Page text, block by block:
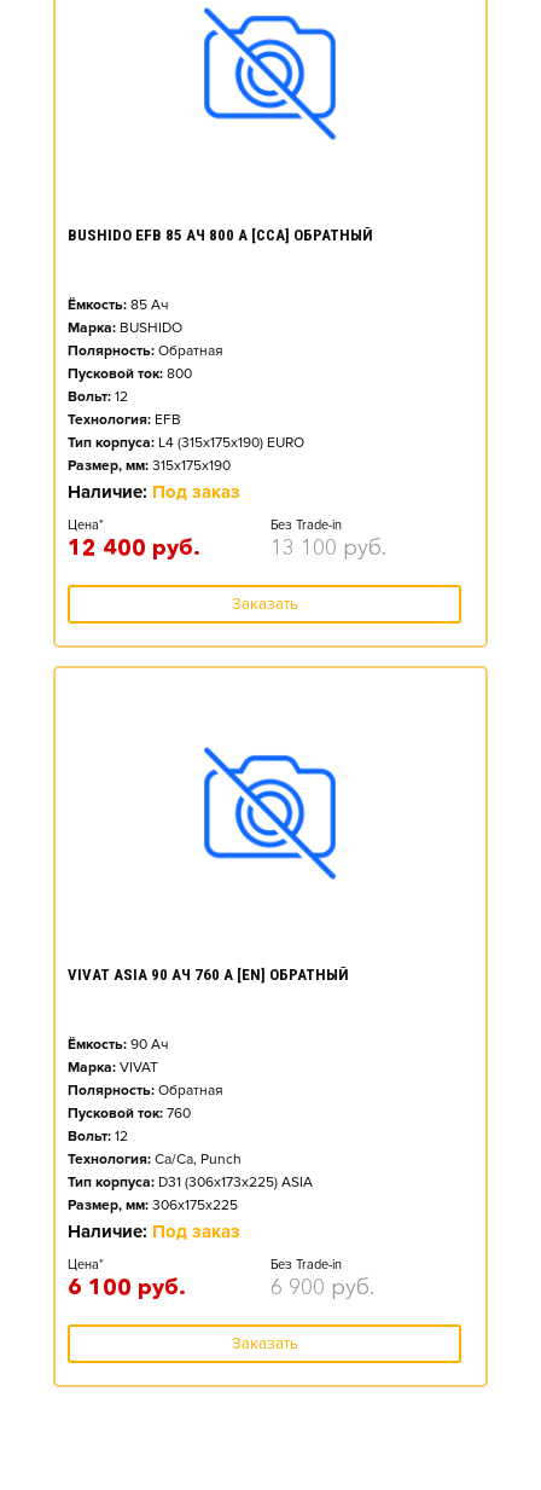
BUSHIDO EFB 85 АЧ 800 А [CCA] ОБРАТНЫЙ
Ёмкость: 85 Ач
Марка: BUSHIDO
Полярность: Обратная
Пусковой ток: 800
Вольт: 12
Технология: EFB
Тип корпуса: L4 (315x175x190) EURO
Размер, мм: 315x175x190
Наличие: Под заказ
Цена*
12 400 руб.
Без Trade-in
13 100 руб.
Заказать
VIVAT ASIA 90 АЧ 760 А [EN] ОБРАТНЫЙ
Ёмкость: 90 Ач
Марка: VIVAT
Полярность: Обратная
Пусковой ток: 760
Вольт: 12
Технология: Ca/Ca, Punch
Тип корпуса: D31 (306x173x225) ASIA
Размер, мм: 306x175x225
Наличие: Под заказ
Цена*
6 100 руб.
Без Trade-in
6 900 руб.
Заказать